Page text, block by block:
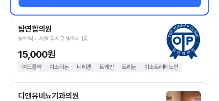
탑연합의원
방화역 • 서울 강서구 방화제1동
15,000원
여드름약 이소티논 니메겐 트레인 트레논 이소트레티노인
디앤유비뇨기과의원